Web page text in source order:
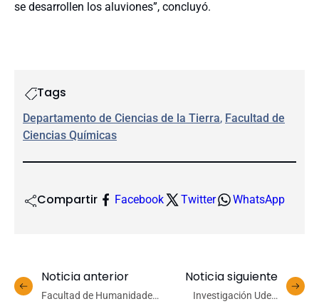
se desarrollen los aluviones”, concluyó.
Tags
Departamento de Ciencias de la Tierra, Facultad de
Ciencias Químicas
Compartir Facebook Twitter WhatsApp
Noticia anterior
Facultad de Humanidades
Noticia siguiente
Investigación UdeC